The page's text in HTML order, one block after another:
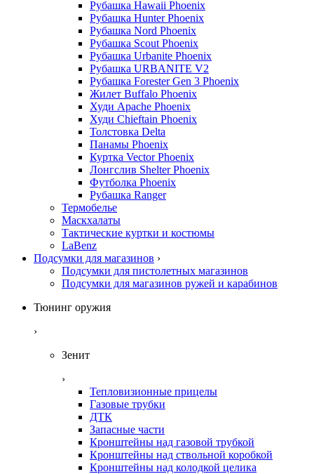
Рубашка Hawaii Phoenix
Рубашка Hunter Phoenix
Рубашка Nord Phoenix
Рубашка Scout Phoenix
Рубашка Urbanite Phoenix
Рубашка URBANITE V2
Рубашка Forester Gen 3 Phoenix
Жилет Buffalo Phoenix
Худи Apache Phoenix
Худи Chieftain Phoenix
Толстовка Delta
Панамы Phoenix
Куртка Vector Phoenix
Лонгслив Shelter Phoenix
Футболка Phoenix
Рубашка Ranger
Термобелье
Маскхалаты
Тактические куртки и костюмы
LaBenz
Подсумки для магазинов ›
Подсумки для пистолетных магазинов
Подсумки для магазинов ружей и карабинов
Тюнинг оружия
›
Зенит
›
Тепловизионные прицелы
Газовые трубки
ДТК
Запасные части
Кронштейны над газовой трубкой
Кронштейны над ствольной коробкой
Кронштейны над колодкой целика